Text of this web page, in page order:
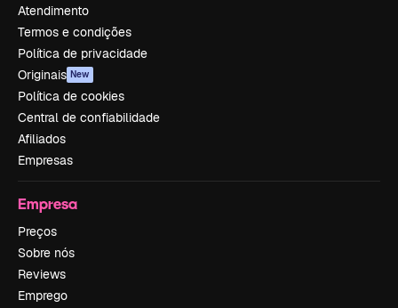
Atendimento
Termos e condições
Política de privacidade
Originais New
Política de cookies
Central de confiabilidade
Afiliados
Empresas
Empresa
Preços
Sobre nós
Reviews
Emprego